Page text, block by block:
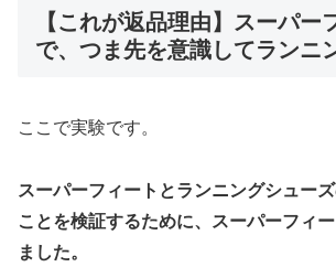
【これが返品理由】スーパー
で、つま先を意識してランニ
ここで実験です。
スーパーフィートとランニングシュー
ことを検証するために、スーパーフィ
ました。